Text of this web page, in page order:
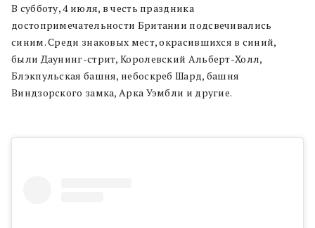
В субботу, 4 июля, в честь праздника
достопримечательности Британии подсвечивались
синим. Среди знаковых мест, окрасившихся в синий,
были Даунинг-стрит, Королевский Альберт-Холл,
Блэкпульская башня, небоскреб Шард, башня
Виндзорского замка, Арка Уэмбли и другие.